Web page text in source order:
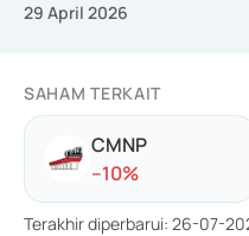
29 April 2026
SAHAM TERKAIT
CMNP
--10%
Terakhir diperbarui: 26-07-